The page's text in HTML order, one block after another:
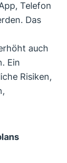
Telefon
Das
auch
Ein
Risiken,